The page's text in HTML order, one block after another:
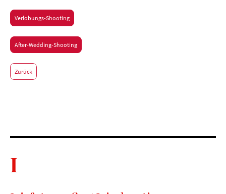
Verlobungs-Shooting
After-Wedding-Shooting
Zurück
I